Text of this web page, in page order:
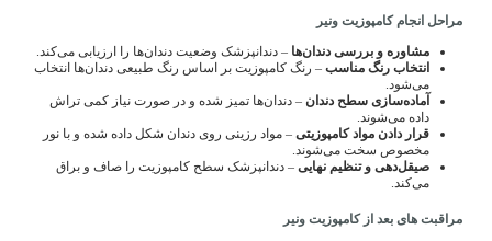
مراحل انجام کامپوزیت ونیر
مشاوره و بررسی دندان‌ها – دندانپزشک وضعیت دندان‌ها را ارزیابی می‌کند.
انتخاب رنگ مناسب– رنگ کامپوزیت بر اساس رنگ طبیعی دندان‌ها انتخاب
می‌شود.
آماده‌سازی سطح دندان– دندان‌ها تمیز شده و در صورت نیاز کمی تراش
داده می‌شوند.
قرار دادن مواد کامپوزیتی– مواد رزینی روی دندان شکل داده شده و با نور
مخصوص سخت می‌شوند.
صیقل‌دهی و تنظیم نهایی– دندانپزشک سطح کامپوزیت را صاف و براق
می‌کند.
مراقبت های بعد از کامپوزیت ونیر